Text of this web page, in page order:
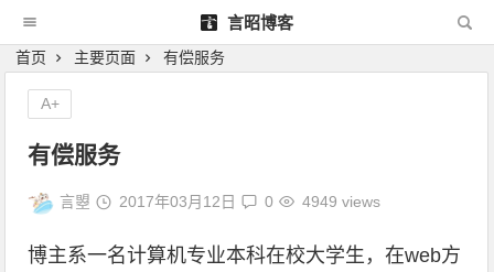
言昭博客
首页 主要页面 有偿服务
有偿服务
言曌 2017年03月12日 0 4949 views
博主系一名计算机专业本科在校大学生，在web方
A+